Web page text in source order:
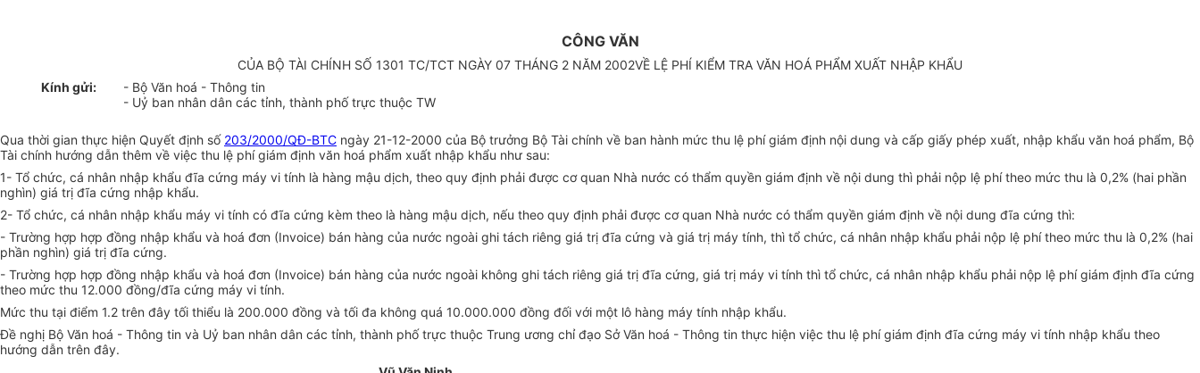
CÔNG VĂN
CỦA BỘ TÀI CHÍNH SỐ 1301 TC/TCT NGÀY 07 THÁNG 2 NĂM 2002VỀ LỆ PHÍ KIỂM TRA VĂN HOÁ PHẨM XUẤT NHẬP KHẨU
Kính gửi:
- Bộ Văn hoá - Thông tin
- Uỷ ban nhân dân các tỉnh, thành phố trực thuộc TW
Qua thời gian thực hiện Quyết định số 203/2000/QĐ-BTC ngày 21-12-2000 của Bộ trưởng Bộ Tài chính về ban hành mức thu lệ phí giám định nội dung và cấp giấy phép xuất, nhập khẩu văn hoá phẩm, Bộ
Tài chính hướng dẫn thêm về việc thu lệ phí giám định văn hoá phẩm xuất nhập khẩu như sau:
1- Tổ chức, cá nhân nhập khẩu đĩa cứng máy vi tính là hàng mậu dịch, theo quy định phải được cơ quan Nhà nước có thẩm quyền giám định về nội dung thì phải nộp lệ phí theo mức thu là 0,2% (hai phần
nghìn) giá trị đĩa cứng nhập khẩu.
2- Tổ chức, cá nhân nhập khẩu máy vi tính có đĩa cứng kèm theo là hàng mậu dịch, nếu theo quy định phải được cơ quan Nhà nước có thẩm quyền giám định về nội dung đĩa cứng thì:
- Trường hợp hợp đồng nhập khẩu và hoá đơn (Invoice) bán hàng của nước ngoài ghi tách riêng giá trị đĩa cứng và giá trị máy tính, thì tổ chức, cá nhân nhập khẩu phải nộp lệ phí theo mức thu là 0,2% (hai
phần nghìn) giá trị đĩa cứng.
- Trường hợp hợp đồng nhập khẩu và hoá đơn (Invoice) bán hàng của nước ngoài không ghi tách riêng giá trị đĩa cứng, giá trị máy vi tính thì tổ chức, cá nhân nhập khẩu phải nộp lệ phí giám định đĩa cứng
theo mức thu 12.000 đồng/đĩa cứng máy vi tính.
Mức thu tại điểm 1.2 trên đây tối thiểu là 200.000 đồng và tối đa không quá 10.000.000 đồng đối với một lô hàng máy tính nhập khẩu.
Đề nghị Bộ Văn hoá - Thông tin và Uỷ ban nhân dân các tỉnh, thành phố trực thuộc Trung ương chỉ đạo Sở Văn hoá - Thông tin thực hiện việc thu lệ phí giám định đĩa cứng máy vi tính nhập khẩu theo
hướng dẫn trên đây.